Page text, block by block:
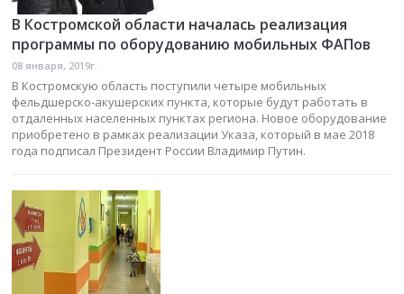
В Костромской области началась реализация
программы по оборудованию мобильных ФАПов
08 января, 2019г.
В Костромскую область поступили четыре мобильных
фельдшерско-акушерских пункта, которые будут работать в
отдаленных населенных пунктах региона. Новое оборудование
приобретено в рамках реализации Указа, который в мае 2018
года подписал Президент России Владимир Путин.